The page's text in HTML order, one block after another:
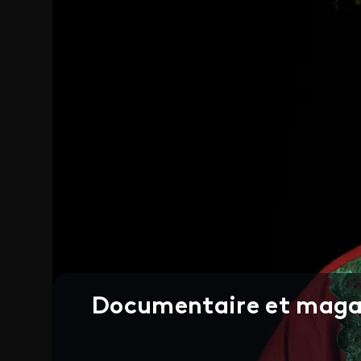
Documentaire et